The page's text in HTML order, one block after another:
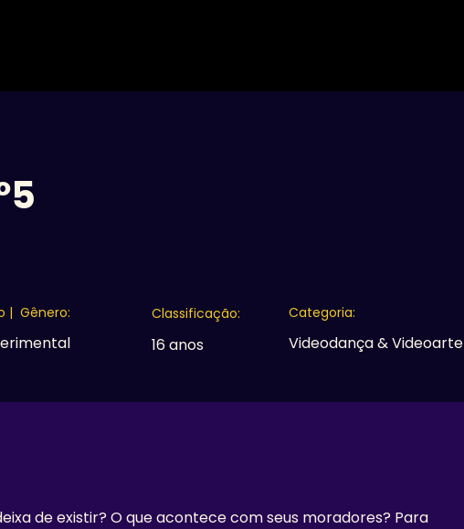
| Gênero: Classificação:
16 anos
Categoria:
Videodança & Videoarte
de existir? O que acontece com seus moradores? Para